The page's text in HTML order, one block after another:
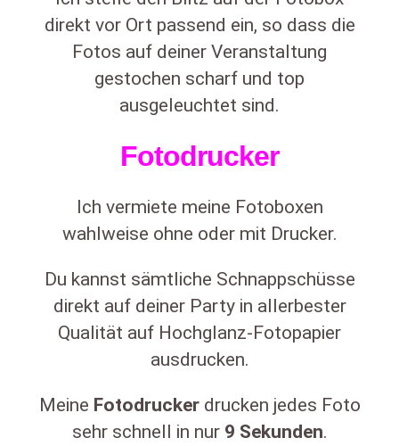
direkt vor Ort passend ein, so dass die
Fotos auf deiner Veranstaltung
gestochen scharf und top
ausgeleuchtet sind.
Fotodrucker
Ich vermiete meine Fotoboxen
wahlweise ohne oder mit Drucker.
Du kannst sämtliche Schnappschüsse
direkt auf deiner Party in allerbester
Qualität auf Hochglanz-Fotopapier
ausdrucken.
Meine Fotodruckerdrucken jedes Foto
sehr schnell in nur 9 Sekunden.